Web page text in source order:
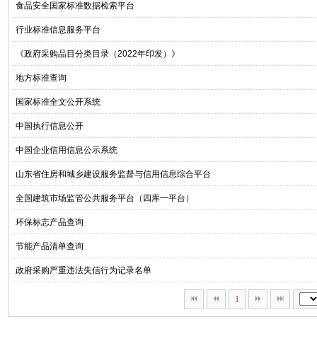
食品安全国家标准数据检索平台
行业标准信息服务平台
《政府采购品目分类目录（2022年印发）》
地方标准查询
国家标准全文公开系统
中国执行信息公开
中国企业信用信息公示系统
山东省住房和城乡建设服务监督与信用信息综合平台
全国建筑市场监管公共服务平台（四库一平台）
环保标志产品查询
节能产品清单查询
政府采购严重违法失信行为记录名单
1